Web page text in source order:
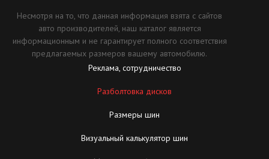
Несмотря на то, что данная информация взята с сайтов
авто производителей, наш каталог является
информационным и не гарантирует полного соответствия
предлагаемых размеров вашему автомобилю.
Реклама, сотрудничество
Разболтовка дисков
Размеры шин
Визуальный калькулятор шин